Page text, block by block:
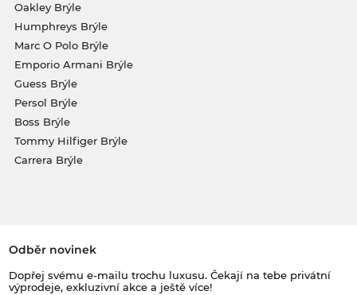
Oakley Brýle
Humphreys Brýle
Marc O Polo Brýle
Emporio Armani Brýle
Guess Brýle
Persol Brýle
Boss Brýle
Tommy Hilfiger Brýle
Carrera Brýle
Odběr novinek
Dopřej svému e-mailu trochu luxusu. Čekají na tebe privátní
výprodeje, exkluzivní akce a ještě více!